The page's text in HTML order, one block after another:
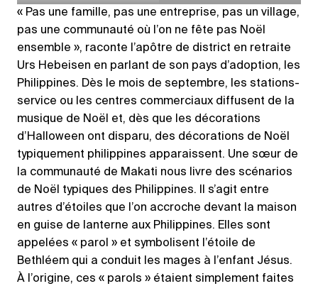
« Pas une famille, pas une entreprise, pas un village,
pas une communauté où l’on ne fête pas Noël
ensemble », raconte l’apôtre de district en retraite
Urs Hebeisen en parlant de son pays d’adoption, les
Philippines. Dès le mois de septembre, les stations-
service ou les centres commerciaux diffusent de la
musique de Noël et, dès que les décorations
d’Halloween ont disparu, des décorations de Noël
typiquement philippines apparaissent. Une sœur de
la communauté de Makati nous livre des scénarios
de Noël typiques des Philippines. Il s’agit entre
autres d’étoiles que l’on accroche devant la maison
en guise de lanterne aux Philippines. Elles sont
appelées « parol » et symbolisent l’étoile de
Bethléem qui a conduit les mages à l’enfant Jésus.
À l’origine, ces « parols » étaient simplement faites